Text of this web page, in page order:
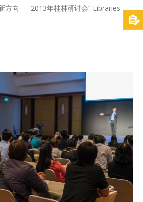
方向 — 2013年桂林研讨会” Libraries